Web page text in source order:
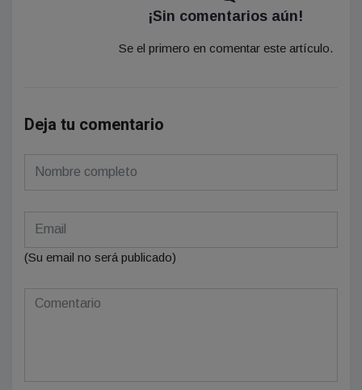
¡Sin comentarios aún!
Se el primero en comentar este artículo.
Deja tu comentario
(Su email no será publicado)